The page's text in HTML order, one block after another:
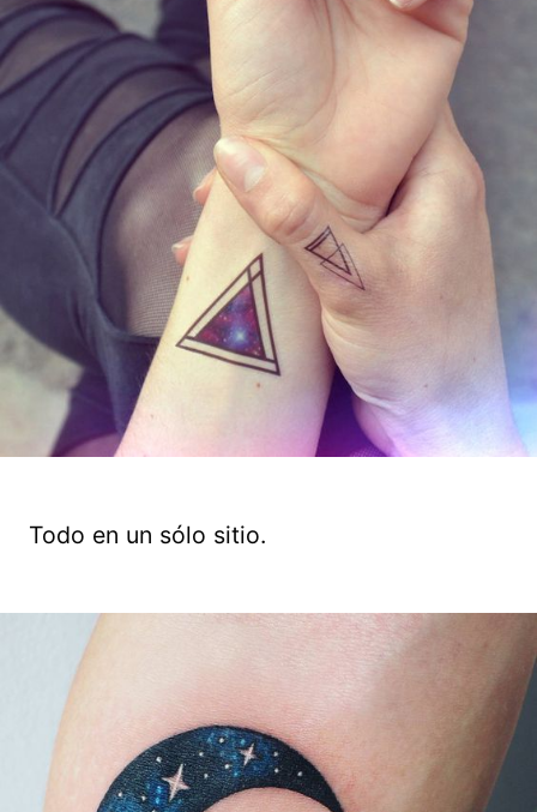
Todo en un sólo sitio.